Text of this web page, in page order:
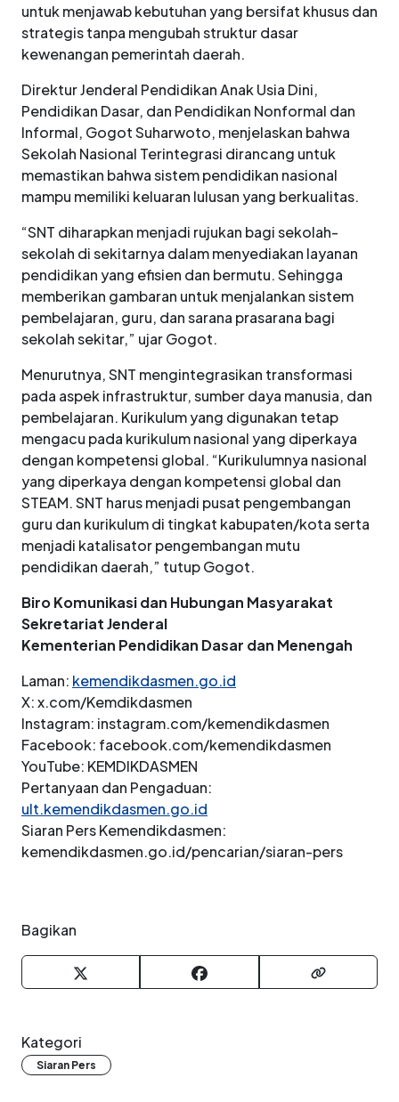
Bagikan
Kategori
Siaran Pers
untuk menjawab kebutuhan yang bersifat khusus dan
strategis tanpa mengubah struktur dasar
kewenangan pemerintah daerah.
Direktur Jenderal Pendidikan Anak Usia Dini,
Pendidikan Dasar, dan Pendidikan Nonformal dan
Informal, Gogot Suharwoto, menjelaskan bahwa
Sekolah Nasional Terintegrasi dirancang untuk
memastikan bahwa sistem pendidikan nasional
mampu memiliki keluaran lulusan yang berkualitas.
“SNT diharapkan menjadi rujukan bagi sekolah-
sekolah di sekitarnya dalam menyediakan layanan
pendidikan yang efisien dan bermutu. Sehingga
memberikan gambaran untuk menjalankan sistem
pembelajaran, guru, dan sarana prasarana bagi
sekolah sekitar,” ujar Gogot.
Menurutnya, SNT mengintegrasikan transformasi
pada aspek infrastruktur, sumber daya manusia, dan
pembelajaran. Kurikulum yang digunakan tetap
mengacu pada kurikulum nasional yang diperkaya
dengan kompetensi global. “Kurikulumnya nasional
yang diperkaya dengan kompetensi global dan
STEAM. SNT harus menjadi pusat pengembangan
guru dan kurikulum di tingkat kabupaten/kota serta
menjadi katalisator pengembangan mutu
pendidikan daerah,” tutup Gogot.
Biro Komunikasi dan Hubungan Masyarakat
Sekretariat Jenderal
Kementerian Pendidikan Dasar dan Menengah
Laman: kemendikdasmen.go.id
X: x.com/Kemdikdasmen
Instagram: instagram.com/kemendikdasmen
Facebook: facebook.com/kemendikdasmen
YouTube: KEMDIKDASMEN
Pertanyaan dan Pengaduan:
ult.kemendikdasmen.go.id
Siaran Pers Kemendikdasmen:
kemendikdasmen.go.id/pencarian/siaran-pers